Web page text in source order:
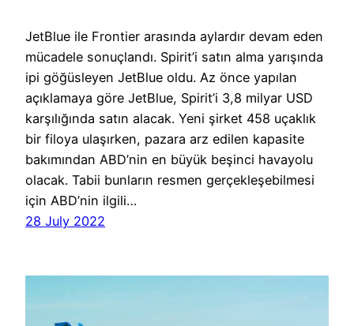
JetBlue ile Frontier arasında aylardır devam eden
mücadele sonuçlandı. Spirit’i satın alma yarışında
ipi göğüsleyen JetBlue oldu. Az önce yapılan
açıklamaya göre JetBlue, Spirit’i 3,8 milyar USD
karşılığında satın alacak. Yeni şirket 458 uçaklık
bir filoya ulaşırken, pazara arz edilen kapasite
bakımından ABD’nin en büyük beşinci havayolu
olacak. Tabii bunların resmen gerçekleşebilmesi
için ABD’nin ilgili…
28 July 2022